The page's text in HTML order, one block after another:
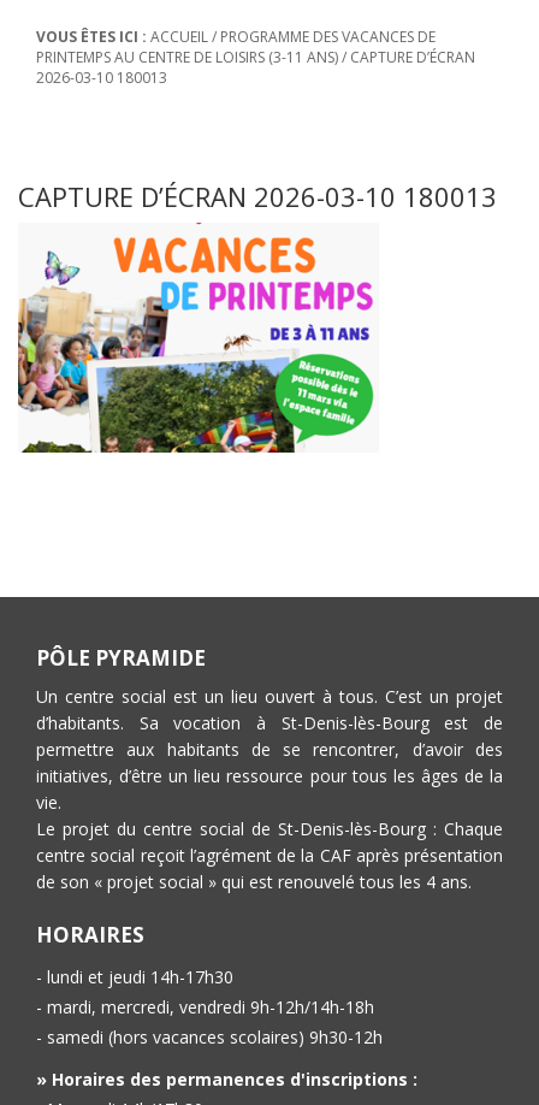
VOUS ÊTES ICI : ACCUEIL/ PROGRAMME DES VACANCES DE
PRINTEMPS AU CENTRE DE LOISIRS (3-11 ANS)/ CAPTURE D’ÉCRAN
2026-03-10 180013
CAPTURE D’ÉCRAN 2026-03-10 180013
PÔLE PYRAMIDE
Un centre social est un lieu ouvert à tous. C’est un projet
d’habitants. Sa vocation à St-Denis-lès-Bourg est de
permettre aux habitants de se rencontrer, d’avoir des
initiatives, d’être un lieu ressource pour tous les âges de la
vie.
Le projet du centre social de St-Denis-lès-Bourg : Chaque
centre social reçoit l’agrément de la CAF après présentation
de son « projet social » qui est renouvelé tous les 4 ans.
HORAIRES
- lundi et jeudi 14h-17h30
- mardi, mercredi, vendredi 9h-12h/14h-18h
- samedi (hors vacances scolaires) 9h30-12h
» Horaires des permanences d'inscriptions :